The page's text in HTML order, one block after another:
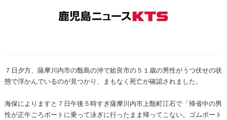
７日夕方、薩摩川内市の甑島の沖で姶良市の５１歳の男性がうつ伏せの状
態で浮かんでいるのが見つかり、まもなく死亡が確認されました。
海保によりますと７日午後５時すぎ薩摩川内市上甑町江石で「帰省中の男
性が正午ごろボートに乗って泳ぎに行ったまま帰ってこない。ゴムボート